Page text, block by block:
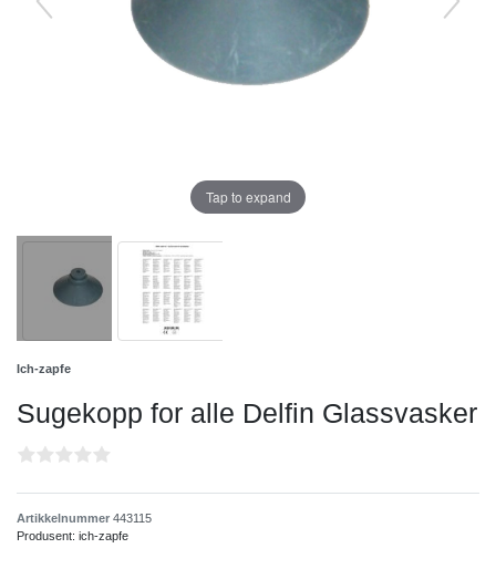
Tap to expand
Ich-zapfe
Sugekopp for alle Delfin Glassvasker
Artikkelnummer 443115
Produsent: ich-zapfe